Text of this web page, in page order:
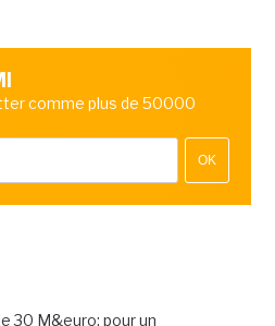
comme plus de 50000
OK
30 M&euro; pour un